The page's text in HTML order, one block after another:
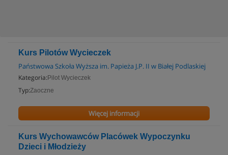
Kurs Pilotów Wycieczek
Państwowa Szkoła Wyższa im. Papieża J.P. II w Białej Podlaskiej
Kategoria: Pilot Wycieczek
Typ:Zaoczne
Więcej informacji
Kurs Wychowawców Placówek Wypoczynku
Dzieci i Młodzieży